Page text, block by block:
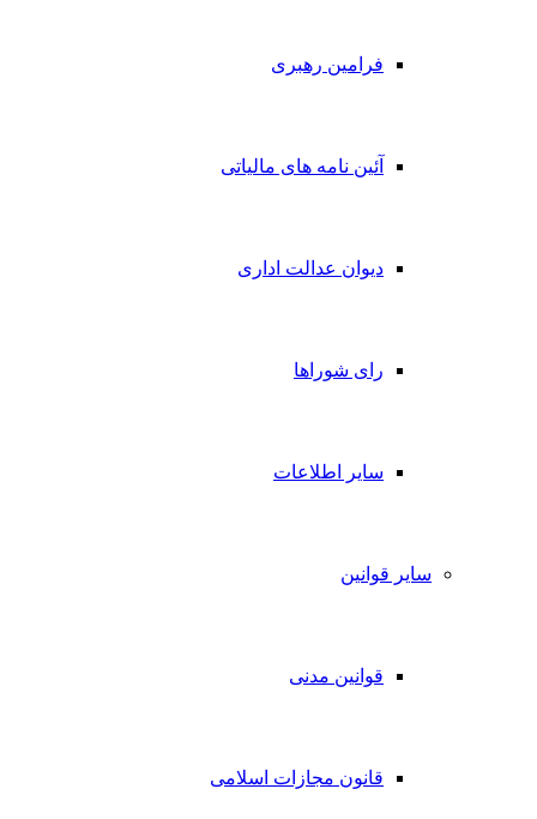
فرامین رهبری
آئین نامه های مالیاتی
دیوان عدالت اداری
رای شوراها
سایر اطلاعات
سایر قوانین
قوانین مدنی
قانون مجازات اسلامی